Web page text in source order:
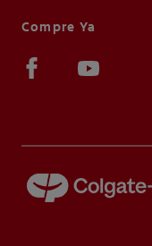
Compre Ya